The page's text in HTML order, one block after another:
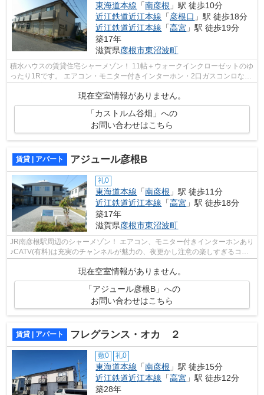
東海道本線 「南彦根 」駅 徒歩10分
近江鉄道近江本線 「彦根口 」駅 徒歩18分
近江鉄道近江本線 「高宮 」駅 徒歩19分
築17年
滋賀県彦根市東沼波町
積水ハウスの賃貸住宅シャーメゾン！ 11帖＋ウォークインクローゼットのゆ
ったり1Rです。 エアコン・モニター付きインターホン・2口ガスコンロなど
現在空室情報がありません。
「カストルム谷畑」への
お問い合わせはこちら
賃貸 | アパート アジュール彦根B
礼0
東海道本線 「南彦根 」駅 徒歩11分
近江鉄道近江本線 「高宮 」駅 徒歩18分
築17年
滋賀県彦根市東沼波町
JR南彦根駅周辺のシャーメゾン！ エアコン、モニター付きインターホンあり
♪CATV(有料)は充実のチャンネルが魅力の、夜更かし注意の楽しすぎるコン
テンツです♪閑静な住宅地にある物件で...
現在空室情報がありません。
「アジュール彦根B」への
お問い合わせはこちら
賃貸 | アパート フレグランス・オカ ２
敷0 礼0
東海道本線 「南彦根 」駅 徒歩15分
近江鉄道近江本線 「高宮 」駅 徒歩12分
築28年